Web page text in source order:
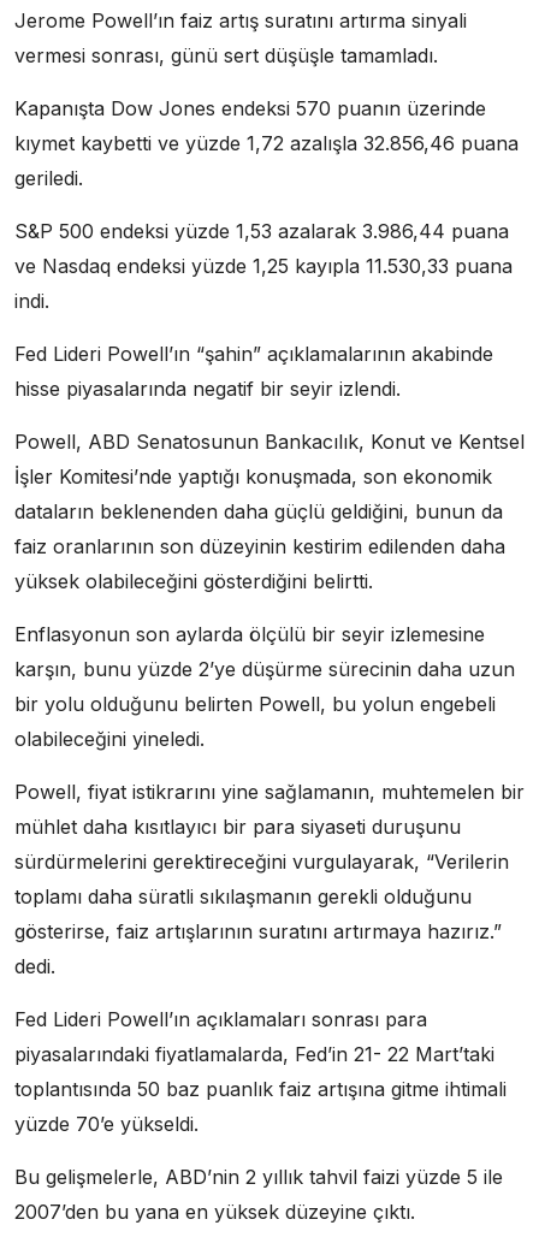
Jerome Powell’ın faiz artış suratını artırma sinyali
vermesi sonrası, günü sert düşüşle tamamladı.
Kapanışta Dow Jones endeksi 570 puanın üzerinde
kıymet kaybetti ve yüzde 1,72 azalışla 32.856,46 puana
geriledi.
S&P 500 endeksi yüzde 1,53 azalarak 3.986,44 puana
ve Nasdaq endeksi yüzde 1,25 kayıpla 11.530,33 puana
indi.
Fed Lideri Powell’ın “şahin” açıklamalarının akabinde
hisse piyasalarında negatif bir seyir izlendi.
Powell, ABD Senatosunun Bankacılık, Konut ve Kentsel
İşler Komitesi’nde yaptığı konuşmada, son ekonomik
dataların beklenenden daha güçlü geldiğini, bunun da
faiz oranlarının son düzeyinin kestirim edilenden daha
yüksek olabileceğini gösterdiğini belirtti.
Enflasyonun son aylarda ölçülü bir seyir izlemesine
karşın, bunu yüzde 2’ye düşürme sürecinin daha uzun
bir yolu olduğunu belirten Powell, bu yolun engebeli
olabileceğini yineledi.
Powell, fiyat istikrarını yine sağlamanın, muhtemelen bir
mühlet daha kısıtlayıcı bir para siyaseti duruşunu
sürdürmelerini gerektireceğini vurgulayarak, “Verilerin
toplamı daha süratli sıkılaşmanın gerekli olduğunu
gösterirse, faiz artışlarının suratını artırmaya hazırız.”
dedi.
Fed Lideri Powell’ın açıklamaları sonrası para
piyasalarındaki fiyatlamalarda, Fed’in 21- 22 Mart’taki
toplantısında 50 baz puanlık faiz artışına gitme ihtimali
yüzde 70’e yükseldi.
Bu gelişmelerle, ABD’nin 2 yıllık tahvil faizi yüzde 5 ile
2007’den bu yana en yüksek düzeyine çıktı.